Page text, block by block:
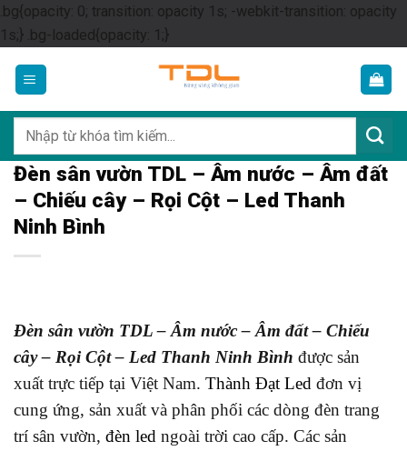
.bg{opacity: 0; transition: opacity 1s; -webkit-transition: opacity
1s;} .bg-loaded{opacity: 1;}Skip
content
kiếm:
Đèn sân vườn TDL – Âm nước – Âm đất
– Chiếu cây – Rọi Cột – Led Thanh
Ninh Bình
Đèn sân vườn TDL – Âm nước – Âm đất – Chiếu
cây – Rọi Cột – Led Thanh Ninh Bình được sản
xuất trực tiếp tại Việt Nam. Thành Đạt Led đơn vị
cung ứng, sản xuất và phân phối các dòng đèn trang
trí sân vườn, đèn led ngoài trời cao cấp. Các sản